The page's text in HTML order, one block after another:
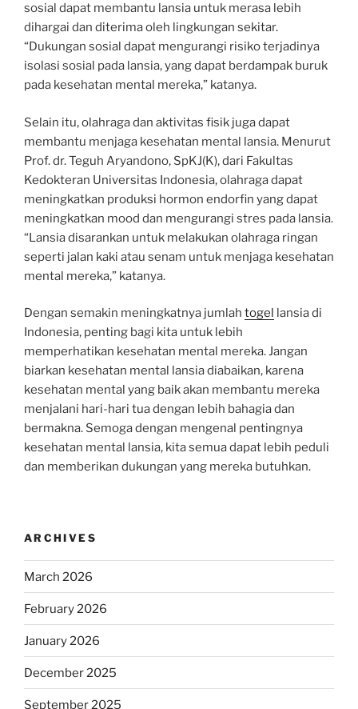
sosial dapat membantu lansia untuk merasa lebih
dihargai dan diterima oleh lingkungan sekitar.
“Dukungan sosial dapat mengurangi risiko terjadinya
isolasi sosial pada lansia, yang dapat berdampak buruk
pada kesehatan mental mereka,” katanya.
Selain itu, olahraga dan aktivitas fisik juga dapat
membantu menjaga kesehatan mental lansia. Menurut
Prof. dr. Teguh Aryandono, SpKJ(K), dari Fakultas
Kedokteran Universitas Indonesia, olahraga dapat
meningkatkan produksi hormon endorfin yang dapat
meningkatkan mood dan mengurangi stres pada lansia.
“Lansia disarankan untuk melakukan olahraga ringan
seperti jalan kaki atau senam untuk menjaga kesehatan
mental mereka,” katanya.
Dengan semakin meningkatnya jumlah togel lansia di
Indonesia, penting bagi kita untuk lebih
memperhatikan kesehatan mental mereka. Jangan
biarkan kesehatan mental lansia diabaikan, karena
kesehatan mental yang baik akan membantu mereka
menjalani hari-hari tua dengan lebih bahagia dan
bermakna. Semoga dengan mengenal pentingnya
kesehatan mental lansia, kita semua dapat lebih peduli
dan memberikan dukungan yang mereka butuhkan.
ARCHIVES
March 2026
February 2026
January 2026
December 2025
September 2025